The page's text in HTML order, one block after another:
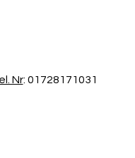
Nr: 01728171031